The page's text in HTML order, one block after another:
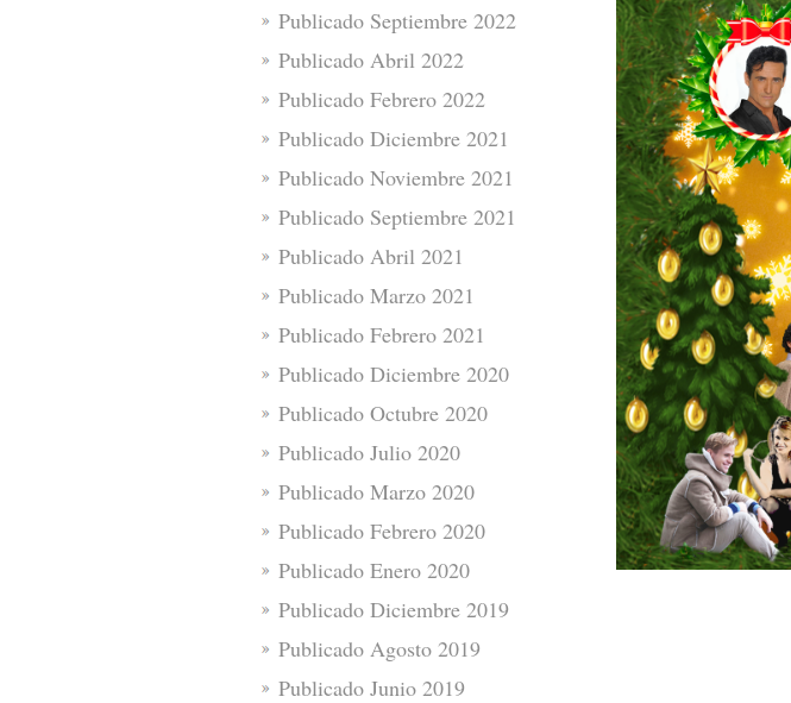
Publicado Septiembre 2022
Publicado Abril 2022
Publicado Febrero 2022
Publicado Diciembre 2021
Publicado Noviembre 2021
Publicado Septiembre 2021
Publicado Abril 2021
Publicado Marzo 2021
Publicado Febrero 2021
Publicado Diciembre 2020
Publicado Octubre 2020
Publicado Julio 2020
Publicado Marzo 2020
Publicado Febrero 2020
Publicado Enero 2020
Publicado Diciembre 2019
Publicado Agosto 2019
Publicado Junio 2019